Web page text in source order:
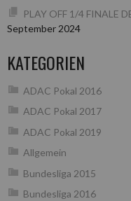
PLAY OFF 1/4 FINALE
September 2024
KATEGORIEN
ADAC Pokal 2016
ADAC Pokal 2017
ADAC Pokal 2019
Allgemein
Bundesliga 2015
Bundesliga 2016